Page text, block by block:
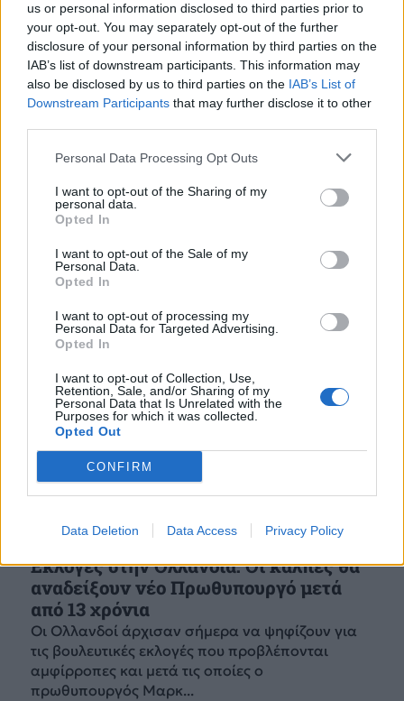
us or personal information disclosed to third parties prior to
your opt-out. You may separately opt-out of the further
disclosure of your personal information by third parties on the
IAB’s list of downstream participants. This information may
also be disclosed by us to third parties on the IAB’s List of
Downstream Participants that may further disclose it to other
Personal Data Processing Opt Outs
I want to opt-out of the Sharing of my
personal data.
Opted In
I want to opt-out of the Sale of my
Personal Data.
Opted In
I want to opt-out of processing my
Personal Data for Targeted Advertising.
Opted In
I want to opt-out of Collection, Use,
Retention, Sale, and/or Sharing of my
Personal Data that Is Unrelated with the
Purposes for which it was collected.
Opted Out
CONFIRM
Data Deletion Data Access Privacy Policy
Μαρκ Ρούτε: Ο απερχόμενος Ολλανδός
ηγεσία του NATO
Ο απερχόμενος πρωθυπουργός της Ολλανδίας
Μαρκ Ρούτε είναι το φαβορί για να διαδεχτεί τον
Γενς Στόλτενμπεργκ στην ηγεσία του NATO.
Εκλογές στην Ολλανδία: Οι κάλπες θα
αναδείξουν νέο Πρωθυπουργό μετά
από 13 χρόνια
Οι Ολλανδοί άρχισαν σήμερα να ψηφίζουν για
τις βουλευτικές εκλογές που προβλέπονται
αμφίρροπες και μετά τις οποίες ο
πρωθυπουργός Μαρκ...